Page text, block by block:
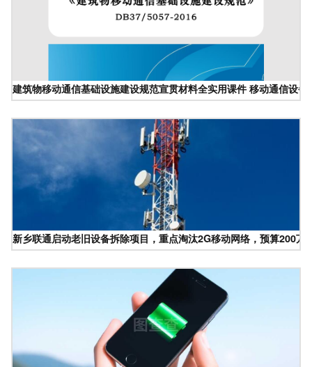
建筑物移动通信基础设施建设规范宣贯材料全实用课件 移动通信设备
新乡联通启动老旧设备拆除项目，重点淘汰2G移动网络，预算200万